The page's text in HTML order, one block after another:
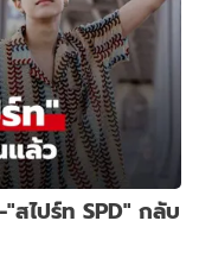
สไปร์ท SPD" กลับ